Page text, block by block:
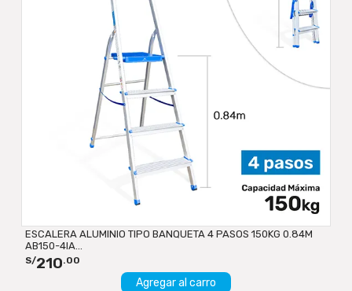
ESCALERA ALUMINIO TIPO BANQUETA 4 PASOS 150KG 0.84M
AB150-4IA...
S/210.00
Agregar al carro